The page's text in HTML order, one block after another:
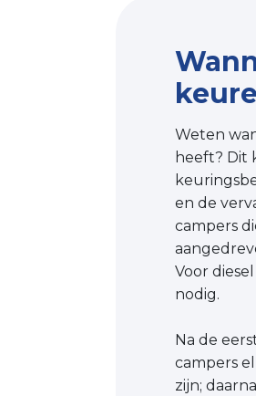
Weten
heeft? Dit
en de
campers
Voor
nodig.
Na de
campers
zijn;